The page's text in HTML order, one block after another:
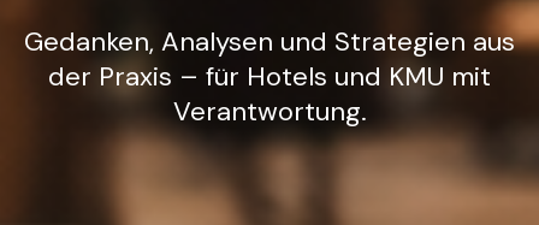
Gedanken, Analysen und Strategien aus
der Praxis – für Hotels und KMU mit
Verantwortung.